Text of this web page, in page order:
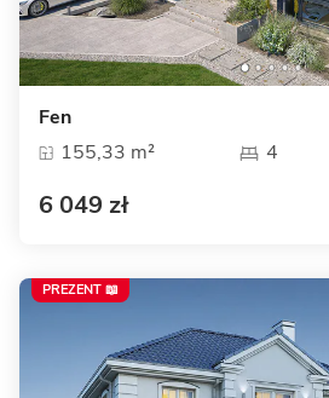
Fen
155,33 m²
4
6 049 zł
PREZENT 📖